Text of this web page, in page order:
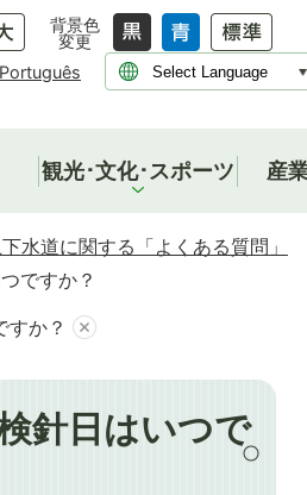
背景色
変更
Português
観光･文化･スポーツ 産
水道に関する「よくある質問」
ですか？
すか？
針日はいつで